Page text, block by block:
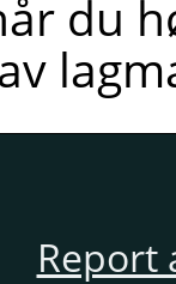
du
Report